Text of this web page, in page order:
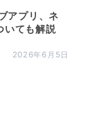
アプリ、ネ
いても解説
2026年6月5日